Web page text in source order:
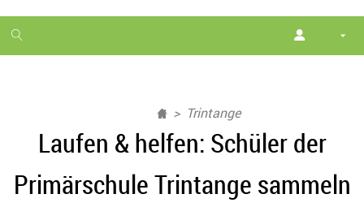
1
month
Trintange
Laufen & helfen: Schüler der
Primärschule Trintange sammeln